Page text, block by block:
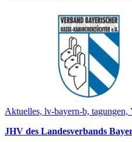
Aktuelles, lv-bayern-b, tagungen,
JHV des Landesverbands